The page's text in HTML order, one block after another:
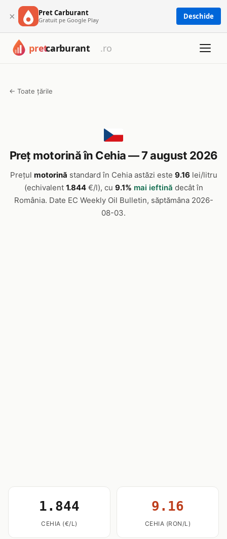
× Pret Carburant
Gratuit pe Google Play Deschide
← Toate țările
Preț motorină în Cehia — 7 august 2026
Prețul motorină standard în Cehia astăzi este 9.16 lei/litru
(echivalent 1.844€/l), cu 9.1% mai ieftină decât în
România. Date EC Weekly Oil Bulletin, săptămâna 2026-
08-03.
1.844
CEHIA (€/L)
9.16
CEHIA (RON/L)